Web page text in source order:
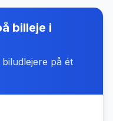
billeje i
på ét